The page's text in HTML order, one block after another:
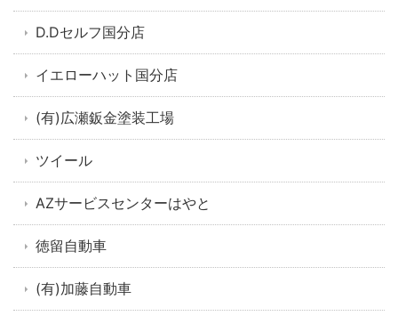
D.Dセルフ国分店
イエローハット国分店
(有)広瀬鈑金塗装工場
ツイール
AZサービスセンターはやと
徳留自動車
(有)加藤自動車